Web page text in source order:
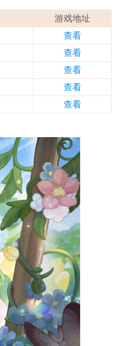
游戏地址
查看
查看
查看
查看
查看